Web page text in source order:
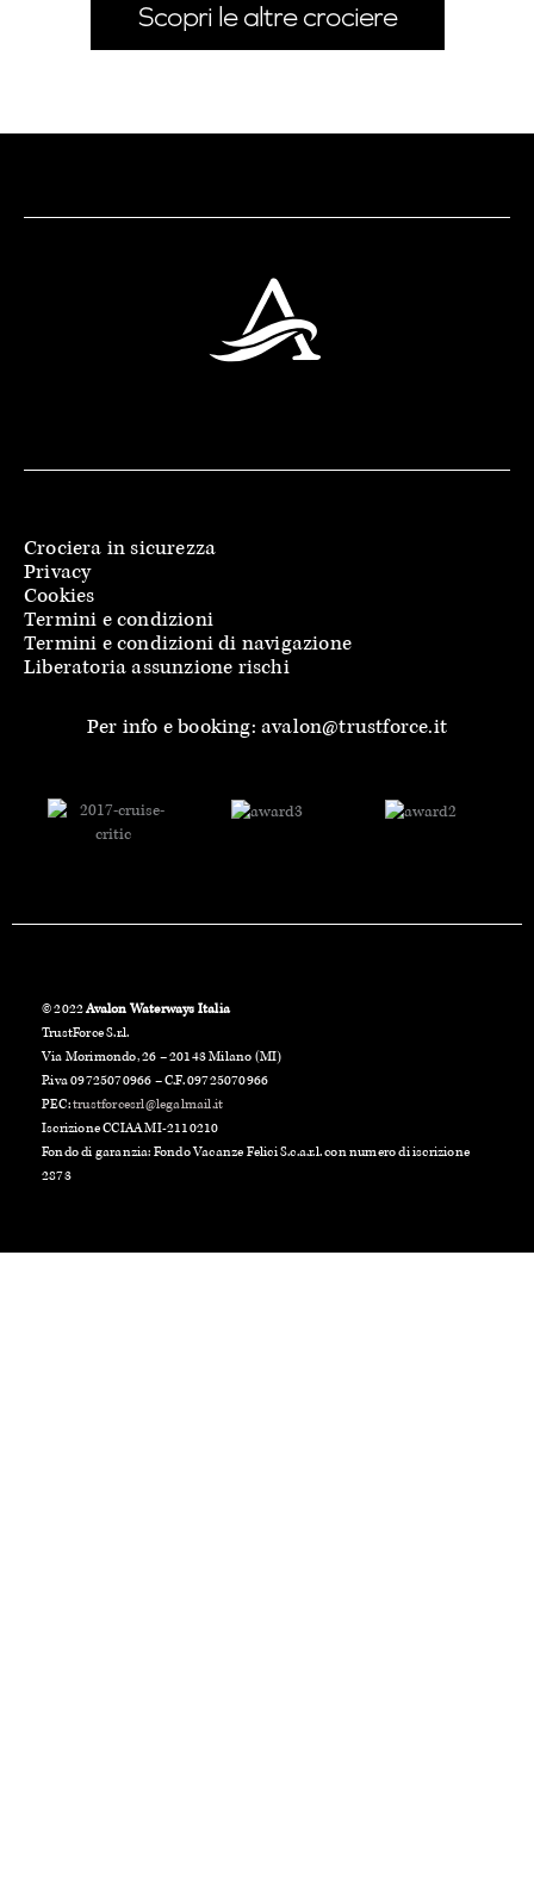
Scopri le altre crociere
Crociera in sicurezza
Privacy
Cookies
Termini e condizioni
Termini e condizioni di navigazione
Liberatoria assunzione rischi
Per info e booking: avalon@trustforce.it
© 2022Avalon Waterways Italia
TrustForce S.r.l.
Via Morimondo, 26 – 20143 Milano (MI)
P.iva 09725070966 – C.F. 09725070966
PEC:trustforcesrl@legalmail.it
Iscrizione CCIAA MI-2110210
Fondo di garanzia: Fondo Vacanze Felici S.c.a.r.l. con numero di iscrizione
2873